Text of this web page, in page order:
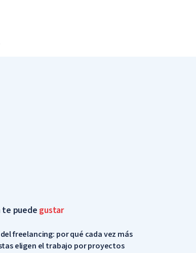
te puedegustar
freelancing: por qué cada vez más
eligen el trabajo por proyectos